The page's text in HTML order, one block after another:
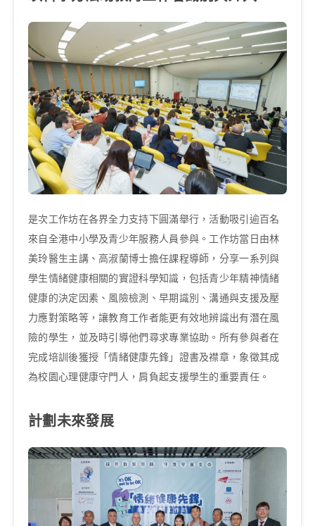
是次工作坊在各界全力支持下圓滿舉行，活動吸引逾百名
來自全港中小學及青少年服務人員參與。工作坊當日由林
美玲醫生主講、高淑蘭博士擔任課程導師，分享一系列與
學生情緒健康相關的實證科學知識，包括青少年精神情緒
健康的決定因素、風險檢測、早期識別、溝通與支援及壓
力應對策略等，讓教育工作者能更有效地辨識出有潛在風
險的學生，並及時引導他們尋求專業協助。所有參與者在
完成培訓後獲授「情緒健康先鋒」證書及襟章，象徵其成
為校園心理健康守門人，肩負起支援學生的重要責任。
計劃未來發展